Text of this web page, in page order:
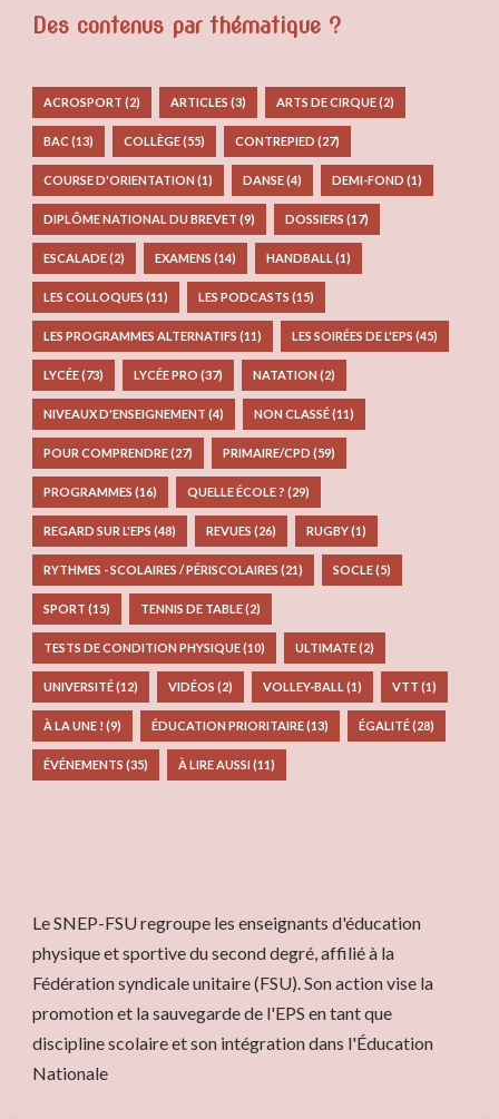
Des contenus par thématique ?
ACROSPORT (2) ARTICLES (3) ARTS DE CIRQUE(2)
BAC (13) COLLÈGE(55) CONTREPIED (27)
COURSE D'ORIENTATION (1) DANSE(4) DEMI-FOND (1)
DIPLÔME NATIONAL DU BREVET (9) DOSSIERS (17)
ESCALADE(2) EXAMENS (14) HANDBALL (1)
LES COLLOQUES (11) LES PODCASTS (15)
LES PROGRAMMES ALTERNATIFS (11) LES SOIRÉES DE L'EPS (45)
LYCÉE(73) LYCÉE PRO (37) NATATION (2)
NIVEAUX D'ENSEIGNEMENT (4) NON CLASSÉ(11)
POUR COMPRENDRE(27) PRIMAIRE/CPD (59)
PROGRAMMES (16) QUELLE ÉCOLE ? (29)
REGARD SUR L'EPS (48) REVUES (26) RUGBY(1)
RYTHMES - SCOLAIRES / PÉRISCOLAIRES (21) SOCLE(5)
SPORT (15) TENNIS DE TABLE(2)
TESTS DE CONDITION PHYSIQUE(10) ULTIMATE(2)
UNIVERSITÉ(12) VIDÉOS (2) VOLLEY-BALL (1) VTT (1)
À LA UNE ! (9) ÉDUCATION PRIORITAIRE(13) ÉGALITÉ(28)
ÉVÉNEMENTS (35) À LIRE AUSSI (11)
Le SNEP-FSU regroupe les enseignants d'éducation
physique et sportive du second degré, affilié à la
Fédération syndicale unitaire (FSU). Son action vise la
promotion et la sauvegarde de l'EPS en tant que
discipline scolaire et son intégration dans l'Éducation
Nationale